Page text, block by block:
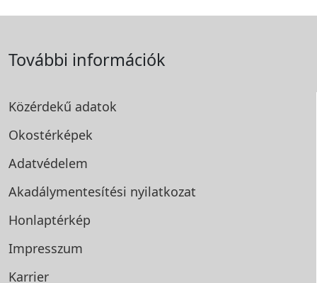
További információk
Közérdekű adatok
Okostérképek
Adatvédelem
Akadálymentesítési nyilatkozat
Honlaptérkép
Impresszum
Karrier